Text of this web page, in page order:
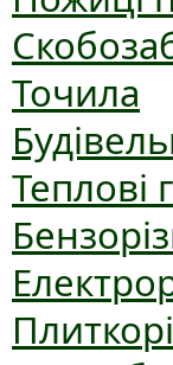
Точила
Теплові